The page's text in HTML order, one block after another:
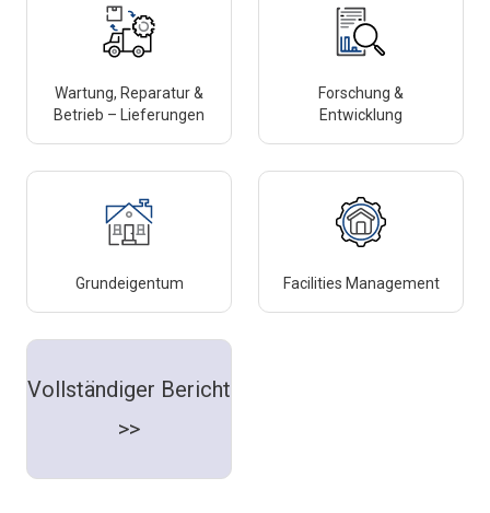
Wartung, Reparatur &
Betrieb – Lieferungen
Forschung &
Entwicklung
Grundeigentum Facilities Management
Vollständiger Bericht
>>